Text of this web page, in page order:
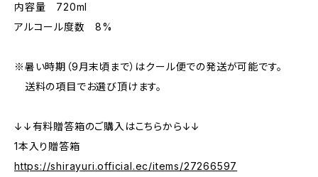
内容量 720ml
アルコール度数 8%
※暑い時期（9月末頃まで）はクール便での発送が可能です。
送料の項目でお選び頂けます。
↓↓有料贈答箱のご購入はこちらから↓↓
1本入り贈答箱
https://shirayuri.official.ec/items/27266597